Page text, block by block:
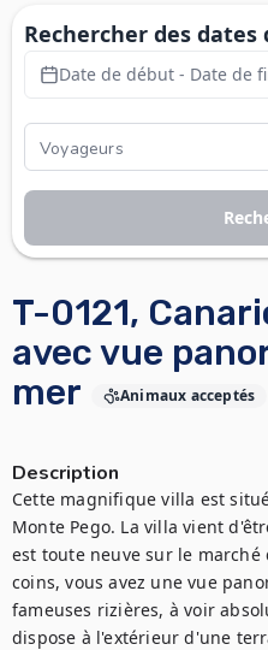
T-0121,
avec vue
mer
Animaux acceptés
Description
Cette magnifique villa est
Monte Pego. La villa vient
est toute neuve sur le marché
coins, vous avez une vue
fameuses rizières, à voir
dispose à l'extérieur d'une
Rechercher des dates
Date de début - Date de